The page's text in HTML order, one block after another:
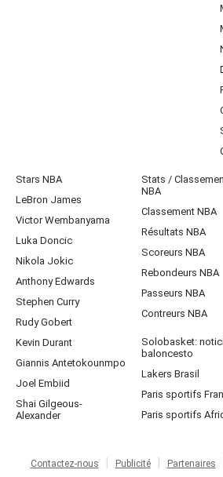
Stars NBA
LeBron James
Victor Wembanyama
Luka Doncic
Nikola Jokic
Anthony Edwards
Stephen Curry
Rudy Gobert
Kevin Durant
Giannis Antetokounmpo
Joel Embiid
Shai Gilgeous-
Alexander
Stats /
NBA
Classement NBA
Résultats NBA
Scoreurs NBA
Rebondeurs NBA
Passeurs NBA
Contreurs NBA
Solobasket:
baloncesto
Lakers Brasil
Paris sportifs
Paris sportifs
Contactez-nous Publicité Partenaires